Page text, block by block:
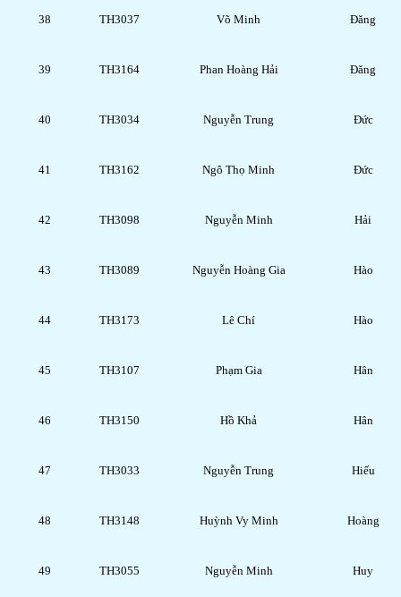
38 TH3037 Võ Minh Đăng
39 TH3164 Phan Hoàng Hải Đăng
40 TH3034 Nguyễn Trung Đức
41 TH3162 Ngô Thọ Minh Đức
42 TH3098 Nguyễn Minh Hải
43 TH3089 Nguyễn Hoàng Gia Hào
44 TH3173 Lê Chí Hào
45 TH3107 Phạm Gia Hân
46 TH3150 Hồ Khả Hân
47 TH3033 Nguyễn Trung Hiếu
48 TH3148 Huỳnh Vy Minh Hoàng
49 TH3055 Nguyễn Minh Huy